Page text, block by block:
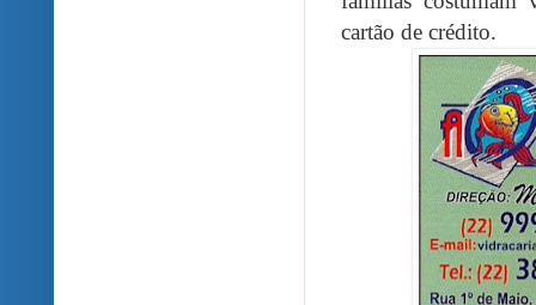
cartão de crédito.